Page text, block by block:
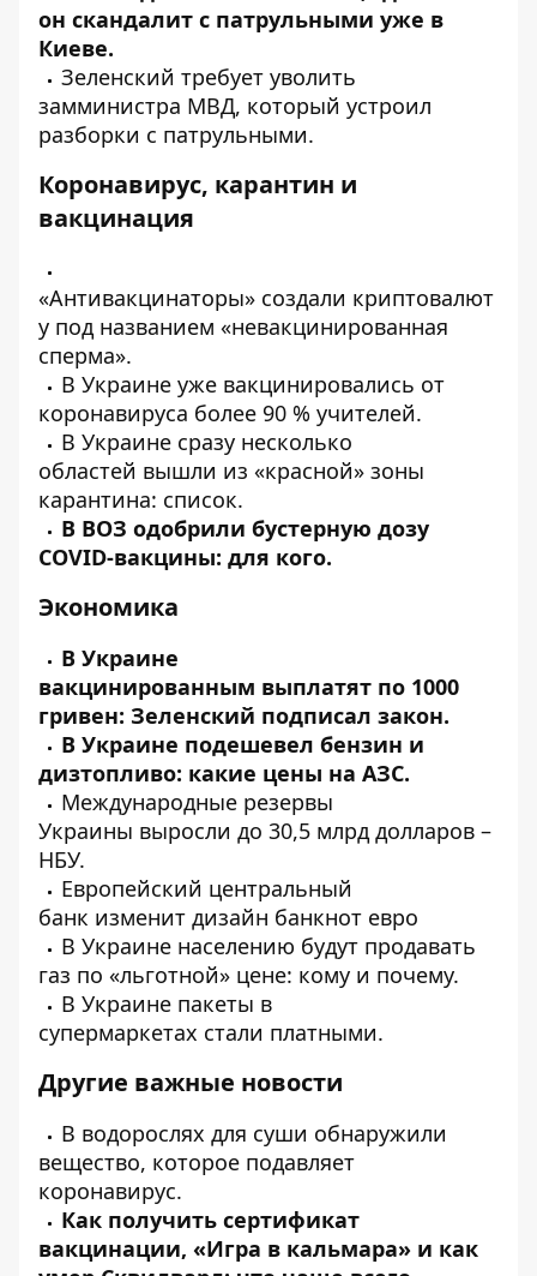
он скандалит с патрульными уже в
Киеве.
Зеленский требует уволить
замминистра МВД, который устроил
разборки с патрульными.
Коронавирус, карантин и
вакцинация
«Антивакцинаторы» создали криптовалют
у под названием «невакцинированная
сперма».
В Украине уже вакцинировались от
коронавируса более 90 % учителей.
В Украине сразу несколько
областей вышли из «красной» зоны
карантина: список.
В ВОЗ одобрили бустерную дозу
COVID-вакцины: для кого.
Экономика
В Украине
вакцинированным выплатят по 1000
гривен: Зеленский подписал закон.
В Украине подешевел бензин и
дизтопливо: какие цены на АЗС.
Международные резервы
Украины выросли до 30,5 млрд долларов –
НБУ.
Европейский центральный
банк изменит дизайн банкнот евро
В Украине населению будут продавать
газ по «льготной» цене: кому и почему.
В Украине пакеты в
супермаркетах стали платными.
Другие важные новости
В водорослях для суши обнаружили
вещество, которое подавляет
коронавирус.
Как получить сертификат
вакцинации, «Игра в кальмара» и как